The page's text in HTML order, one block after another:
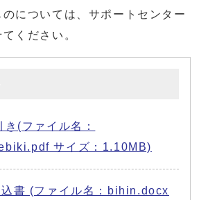
については、サポートセンター
ください。
き(ファイル名：
サイズ：1.10MB)
書 (ファイル名：bihin.docx